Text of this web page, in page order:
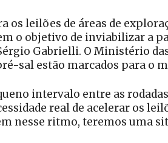
os leilões de áreas de
o objetivo de inviabilizar a
Gabrielli. O Ministério
sal estão marcados para o
intervalo entre as
real de acelerar os
nesse ritmo, teremos uma